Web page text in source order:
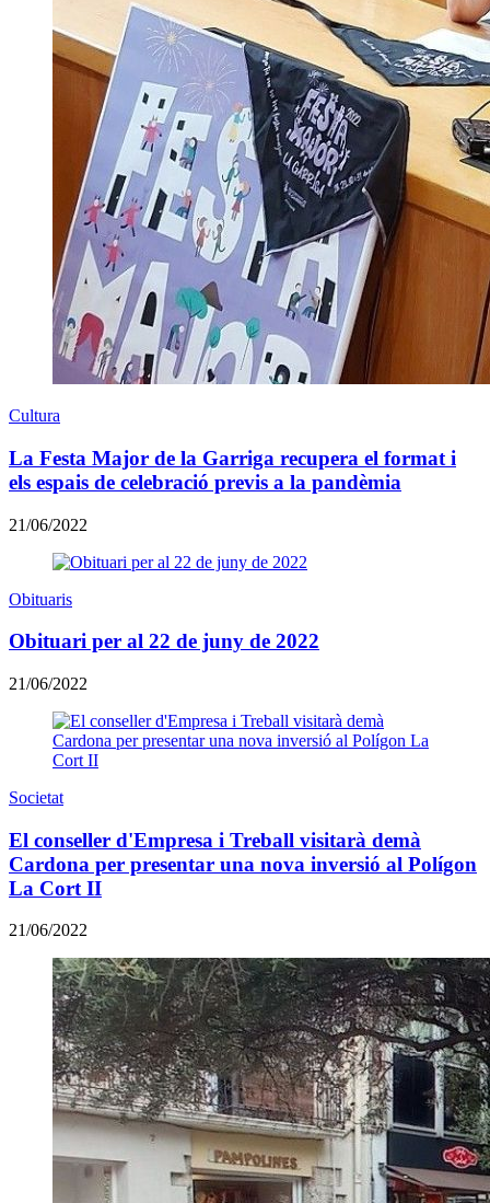
Cultura
La Festa Major de la Garriga recupera el format i
els espais de celebració previs a la pandèmia
21/06/2022
Obituaris
Obituari per al 22 de juny de 2022
21/06/2022
Societat
El conseller d'Empresa i Treball visitarà demà
Cardona per presentar una nova inversió al Polígon
La Cort II
21/06/2022